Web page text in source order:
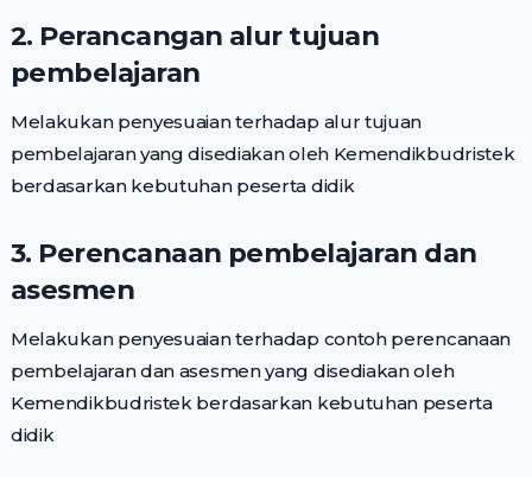
2. Perancangan alur tujuan
pembelajaran
Melakukan penyesuaian terhadap alur tujuan
pembelajaran yang disediakan oleh Kemendikbudristek
berdasarkan kebutuhan peserta didik
3. Perencanaan pembelajaran dan
asesmen
Melakukan penyesuaian terhadap contoh perencanaan
pembelajaran dan asesmen yang disediakan oleh
Kemendikbudristek berdasarkan kebutuhan peserta
didik